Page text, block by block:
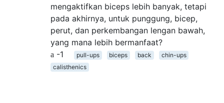
mengaktifkan biceps lebih banyak, tetapi
pada akhirnya, untuk punggung, bicep,
perut, dan perkembangan lengan bawah,
yang mana lebih bermanfaat?
-1
pull-ups biceps back
chin-ups
calisthenics